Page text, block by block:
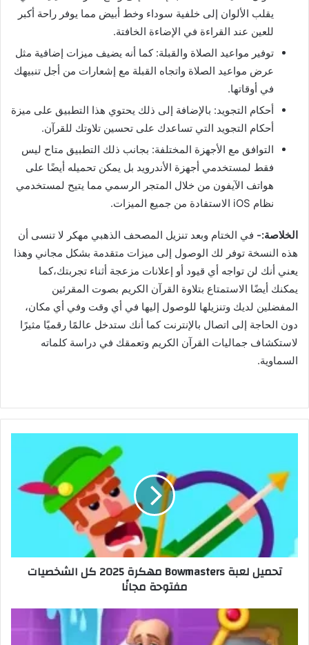
يقلب الألوان إلى خلفية سوداء وخط أبيض مما يوفر راحة أكبر
للعين عند القراءة في الإضاءة الخافتة.
توفير مواعيد الصلاة والقبلة: كما أنه يضيف ميزات إضافية مثل
عرض مواعيد الصلاة واتجاه القبلة مع إشعارات من أجل تنبيهك
في أوقاتها.
أحكام التجويد: بالإضافة إلى ذلك يحتوي هذا التطبيق على ميزة
أحكام التجويد التي تساعدك على تحسين تلاوتك للقرآن.
التوافق مع الأجهزة المختلفة: بجانب ذلك التطبيق متاح ليس
فقط لمستخدمي أجهزة الأندرويد بل يمكن تحميله أيضًا على
هواتف الآيفون من خلال المتجر الرسمي مما يتيح لمستخدمي
نظام iOS الاستفادة من جميع الميزات.
الخلاصة:- في الختام وبعد تنزيل المصحف الذهبي مهكر لا تنسى أن
هذه النسخة توفر لك الوصول إلى ميزات متقدمة بشكل مجاني وهذا
يعني أنك لن تواجه أي قيود أو إعلانات مزعجة أثناء تجربتك،كما
يمكنك أيضًا الاستمتاع بتلاوة القرآن الكريم بصوت المقرئين
المفضلين لديك وتنزيلها للوصول إليها في أي وقت وفي أي مكان،
دون الحاجة إلى اتصال بالإنترنت كما أنك ستدخل عالمًا رقميًا مثيرًا
لاستكشاف جماليات القرآن الكريم وتعمقك في دراسة كلماته
السماوية.
تحميل لعبة Bowmasters مهكرة 2025 كل الشخصيات
مفتوحة مجانًا